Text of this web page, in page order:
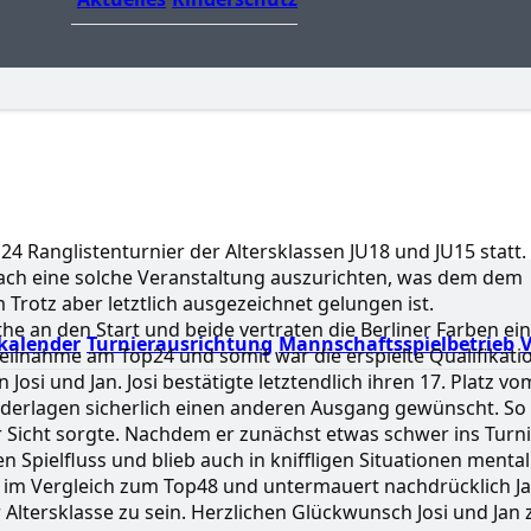
Turnierausrichtung Mannschaftsspielbetrieb
Ranglistenturnier der Altersklassen JU18 und JU15 statt.
eine solche Veranstaltung auszurichten, was dem dem
aber letztlich ausgezeichnet gelungen ist.
an den Start und beide vertraten die Berliner Farben
am Top24 und somit war die erspielte
und Jan. Josi bestätigte letztendlich ihren 17. Platz
sicherlich einen anderen Ausgang gewünscht. So
sorgte. Nachdem er zunächst etwas schwer ins
Spielfluss und blieb auch in kniffligen Situationen mental
Vergleich zum Top48 und untermauert nachdrücklich
zu sein. Herzlichen Glückwunsch Josi und Jan